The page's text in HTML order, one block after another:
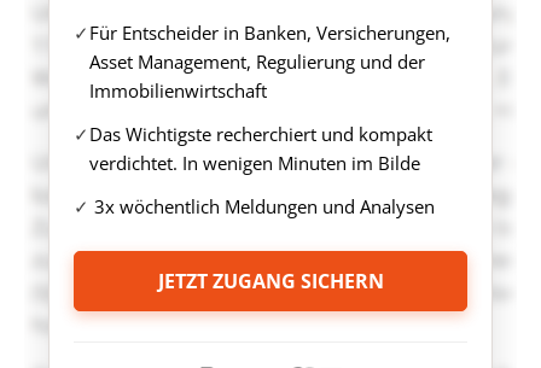
Für Entscheider in Banken, Versicherungen,
Asset Management, Regulierung und der
Immobilienwirtschaft
Das Wichtigste recherchiert und kompakt
verdichtet. In wenigen Minuten im Bilde
3x wöchentlich Meldungen und Analysen
JETZT ZUGANG SICHERN